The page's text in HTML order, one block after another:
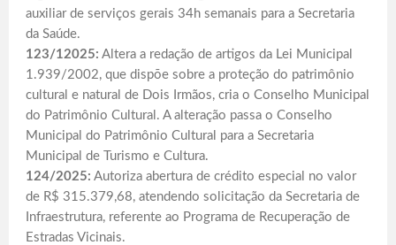
auxiliar de serviços gerais 34h semanais para a Secretaria
da Saúde.
123/12025: Altera a redação de artigos da Lei Municipal
1.939/2002, que dispõe sobre a proteção do patrimônio
cultural e natural de Dois Irmãos, cria o Conselho Municipal
do Patrimônio Cultural. A alteração passa o Conselho
Municipal do Patrimônio Cultural para a Secretaria
Municipal de Turismo e Cultura.
124/2025: Autoriza abertura de crédito especial no valor
de R$ 315.379,68, atendendo solicitação da Secretaria de
Infraestrutura, referente ao Programa de Recuperação de
Estradas Vicinais.